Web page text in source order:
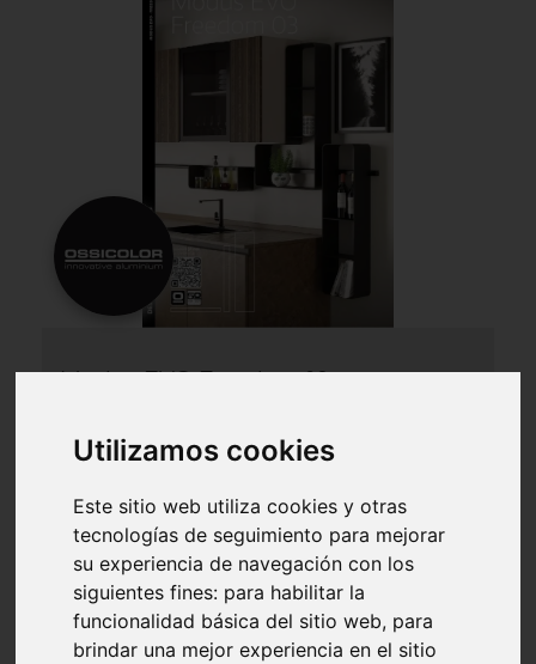
Utilizamos cookies
Este sitio web utiliza cookies y otras
tecnologías de seguimiento para mejorar
su experiencia de navegación con los
siguientes fines: para habilitar la
funcionalidad básica del sitio web, para
brindar una mejor experiencia en el sitio
Modus EVO Freedom 03:
Descargar ahora